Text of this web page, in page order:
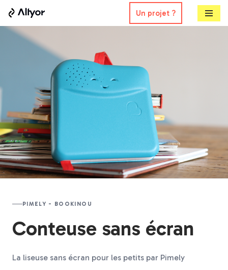
Aller
Un projet ?
PIMELY - BOOKINOU
Conteuse sans écran
La liseuse sans écran pour les petits par Pimely